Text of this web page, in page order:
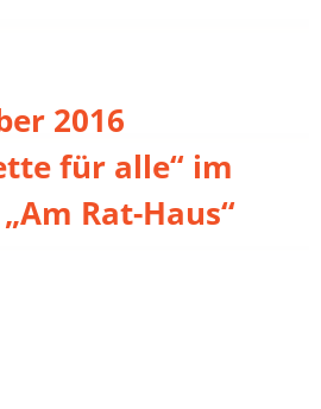
2016
für alle“ im
Rat-Haus“